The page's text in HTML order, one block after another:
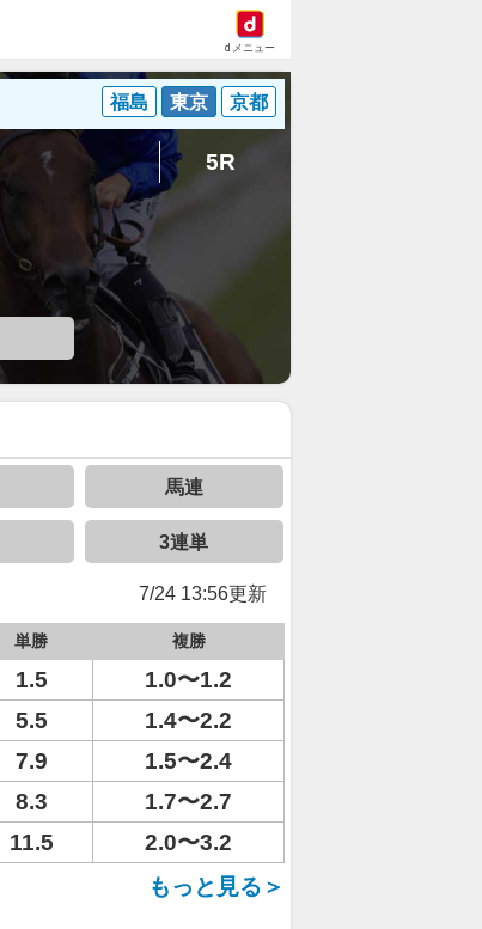
dメニュー
福島 東京 京都
5R
馬連
3連単
7/24 13:56更新
単勝 複勝
1.5
1.0〜1.2
5.5
1.4〜2.2
7.9
1.5〜2.4
8.3
1.7〜2.7
11.5
2.0〜3.2
もっと見る＞